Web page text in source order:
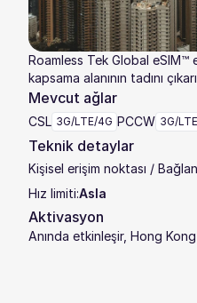
Roamless Tek Global
kapsama alanının tadını
Mevcut ağlar
CSL 3G/LTE/4G PCCW 3G/
Teknik detaylar
Kişisel erişim noktası /
Hız limiti:Asla
Aktivasyon
Anında etkinleşir, Hong